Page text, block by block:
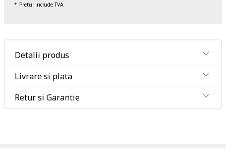
Pretul include TVA.
Detalii produs
Livrare si plata
Retur si Garantie